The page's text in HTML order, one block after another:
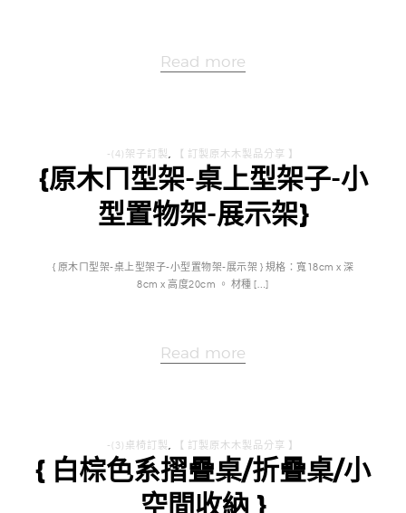
Read more
-(4)架子訂製, 【 訂製原木木製品分享 】
{原木ㄇ型架-桌上型架子-小
型置物架-展示架}
{ 原木ㄇ型架-桌上型架子-小型置物架-展示架 } 規格：寬18cm x 深
8cm x 高度20cm 。 材種 […]
Read more
-(3)桌椅訂製, 【 訂製原木木製品分享 】
{ 白棕色系摺疊桌/折疊桌/小
空間收納 }